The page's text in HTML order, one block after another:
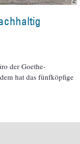
der Goethe-
hat das fünfköpfige